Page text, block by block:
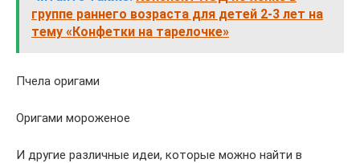
группе раннего возраста для детей 2-3 лет на
тему «Конфетки на тарелочке»
Пчела оригами
Оригами мороженое
И другие различные идеи, которые можно найти в